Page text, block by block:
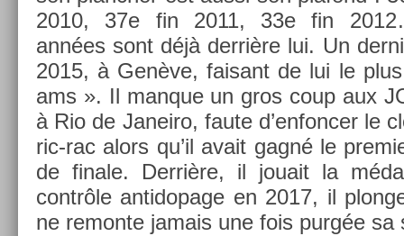
2010, 37e fin 2011, 33e fin
années sont déjà derrière lui. Un
2015, à Genève, faisant de lui le
ams ». Il man­que un gros coup aux
à Rio de Janeiro, faute d’en­fonc­er le
ric-rac alors qu’il avait gagné le
de fin­ale. Derrière, il jouait la
contrôle anti­dopage en 2017, il
ne re­mon­te jamais une fois purgée sa